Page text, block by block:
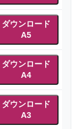
ダウンロード
A5
ダウンロード
A4
ダウンロード
A3